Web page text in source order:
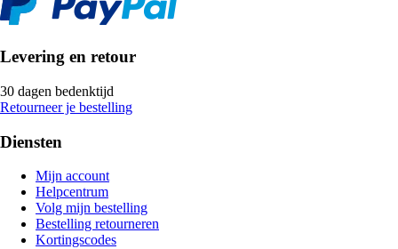
Levering en retour
30 dagen bedenktijd
Retourneer je bestelling
Diensten
Mijn account
Helpcentrum
Volg mijn bestelling
Bestelling retourneren
Kortingscodes